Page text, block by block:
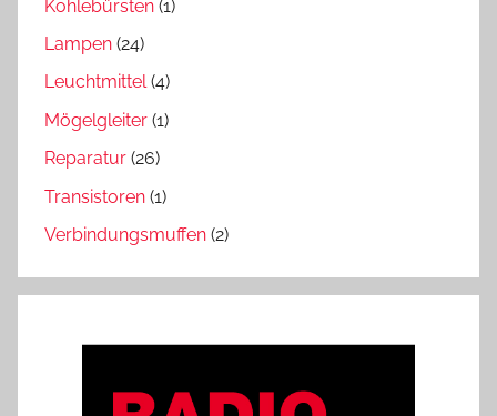
Kohlebürsten (1)
Lampen (24)
Leuchtmittel(4)
Mögelgleiter (1)
Reparatur (26)
Transistoren (1)
Verbindungsmuffen (2)